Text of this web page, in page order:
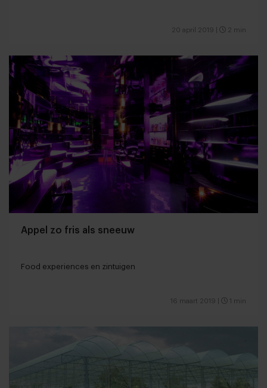
20 april 2019 2 min
Appel zo fris als sneeuw
Food experiences en zintuigen
16 maart 2019 1 min